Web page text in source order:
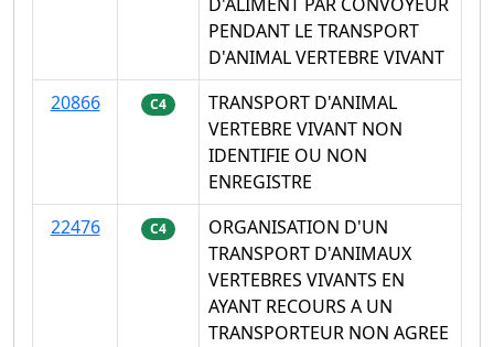
PENDANT LE TRANSPORT
D'ANIMAL VERTEBRE VIVANT
20866
C4
TRANSPORT D'ANIMAL
VERTEBRE VIVANT NON
IDENTIFIE OU NON
ENREGISTRE
22476
C4
ORGANISATION D'UN
TRANSPORT D'ANIMAUX
VERTEBRES VIVANTS EN
AYANT RECOURS A UN
TRANSPORTEUR NON AGREE